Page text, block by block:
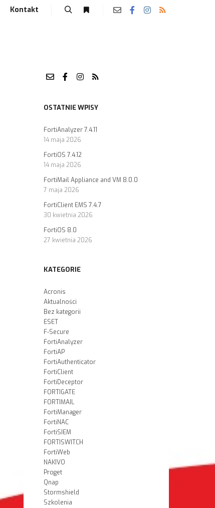
Kontakt
OSTATNIE WPISY
FortiAnalyzer 7.4.11
14 maja 2026
FortiOS 7.4.12
14 maja 2026
FortiMail Appliance and VM 8.0.0
7 maja 2026
FortiClient EMS 7.4.7
30 kwietnia 2026
FortiOS 8.0
27 kwietnia 2026
KATEGORIE
Acronis
Aktualności
Bez kategorii
ESET
F-Secure
FortiAnalyzer
FortiAP
FortiAuthenticator
FortiClient
FortiDeceptor
FORTIGATE
FORTIMAIL
FortiManager
FortiNAC
FortiSIEM
FORTISWITCH
FortiWeb
NAKIVO
Proget
Qnap
Stormshield
Szkolenia